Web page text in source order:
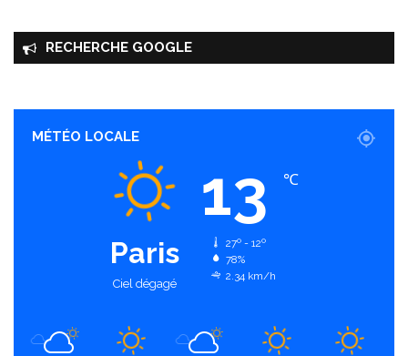
RECHERCHE GOOGLE
MÉTÉO LOCALE
Paris
Ciel dégagé
13 ℃
27º - 12º
78%
2.34 km/h